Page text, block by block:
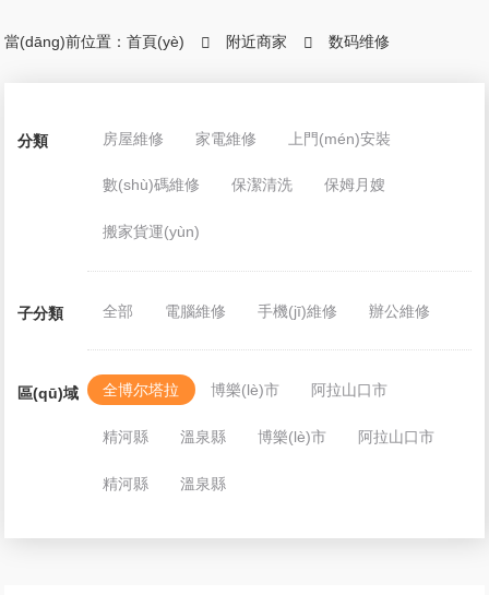
當(dāng)前位置：首頁(yè)  附近商家  数码维修
分類 房屋維修 家電維修 上門(mén)安裝
數(shù)碼維修 保潔清洗 保姆月嫂
搬家貨運(yùn)
子分類 全部 電腦維修 手機(jī)維修 辦公維修
區(qū)域 全博尔塔拉 博樂(lè)市 阿拉山口市
精河縣 溫泉縣 博樂(lè)市 阿拉山口市
精河縣 溫泉縣